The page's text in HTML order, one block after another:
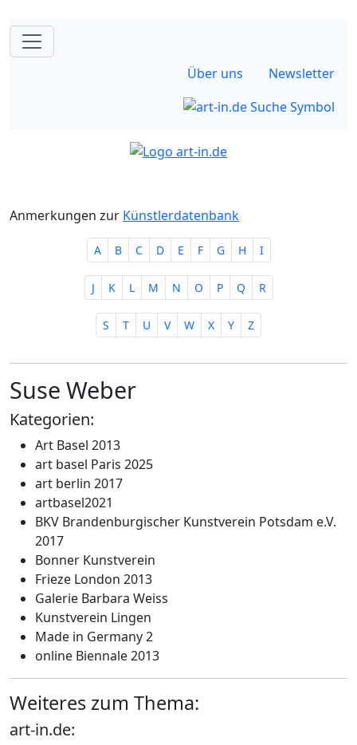
Über uns Newsletter
Anmerkungen zur Künstlerdatenbank
A B C D E F G H I
J K L M N O P Q R
S T U V W X Y Z
Suse Weber
Kategorien:
Art Basel 2013
art basel Paris 2025
art berlin 2017
artbasel2021
BKV Brandenburgischer Kunstverein Potsdam e.V.
2017
Bonner Kunstverein
Frieze London 2013
Galerie Barbara Weiss
Kunstverein Lingen
Made in Germany 2
online Biennale 2013
Weiteres zum Thema:
art-in.de: